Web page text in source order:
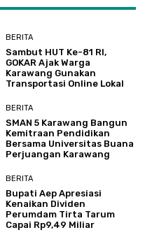
BERITA
Sambut HUT Ke-81 RI,
GOKAR Ajak Warga
Karawang Gunakan
Transportasi Online Lokal
BERITA
SMAN 5 Karawang Bangun
Kemitraan Pendidikan
Bersama Universitas Buana
Perjuangan Karawang
BERITA
Bupati Aep Apresiasi
Kenaikan Dividen
Perumdam Tirta Tarum
Capai Rp9,49 Miliar